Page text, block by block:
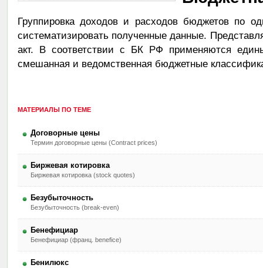
Группировка доходов и расходов бюджетов по
систематизировать полученные данные.
акт. В соответствии с БК РФ применяются
смешанная и ведомственная бюджетные
МАТЕРИАЛЫ ПО ТЕМЕ
Договорные цены
Термин договорные цены (Contract prices)
Биржевая котировка
Биржевая котировка (stock quotes)
Безубыточность
Безубыточность (break-even)
Бенефициар
Бенефициар (франц. benefice)
Бенилюкс